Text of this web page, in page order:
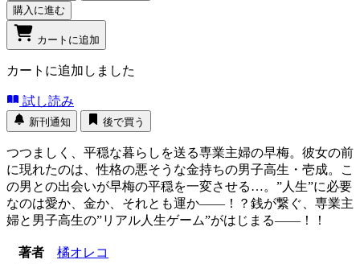
購入に進む
カートに追加
カートに追加しました
試し読み
新刊通知 後で買う
つつましく、平穏な暮らしを送る専業主婦の早梅。彼女の前
に現れたのは、性格の悪そうな金持ちの男子高生・壱成。こ
の男との出会いが早梅の平穏を一変させる…。”人生”に必要
なのは愛か、金か、それとも運か――！？銭が繋ぐ、専業主
婦と男子高生の”リアル人生ゲーム”がはじまる――！！
著者
橘オレコ